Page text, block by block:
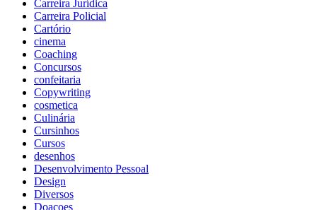
Carreira Jurídica
Carreira Policial
Cartório
cinema
Coaching
Concursos
confeitaria
Copywriting
cosmetica
Culinária
Cursinhos
Cursos
desenhos
Desenvolvimento Pessoal
Design
Diversos
Doaçoes